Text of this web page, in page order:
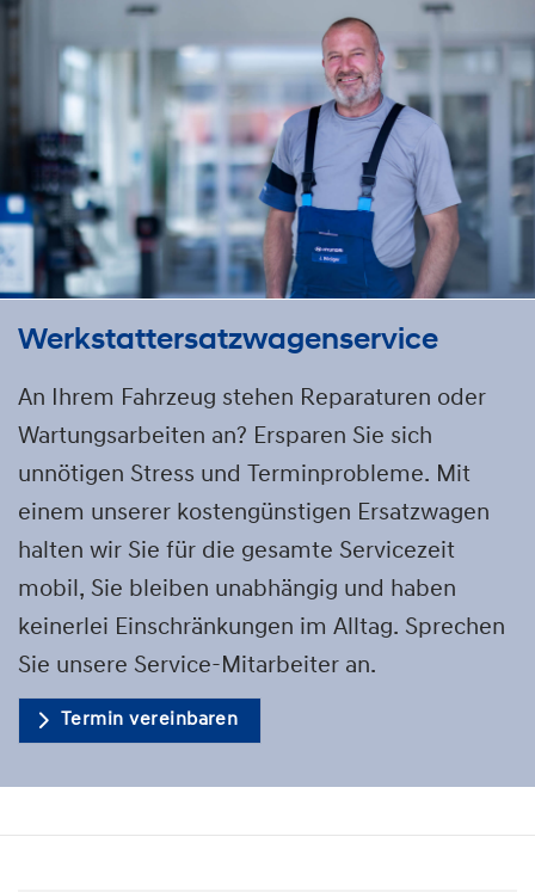
Werkstattersatzwagenservice
An Ihrem Fahrzeug stehen Reparaturen oder
Wartungsarbeiten an? Ersparen Sie sich
unnötigen Stress und Terminprobleme. Mit
einem unserer kostengünstigen Ersatzwagen
halten wir Sie für die gesamte Servicezeit
mobil, Sie bleiben unabhängig und haben
keinerlei Einschränkungen im Alltag. Sprechen
Sie unsere Service-Mitarbeiter an.
Termin vereinbaren